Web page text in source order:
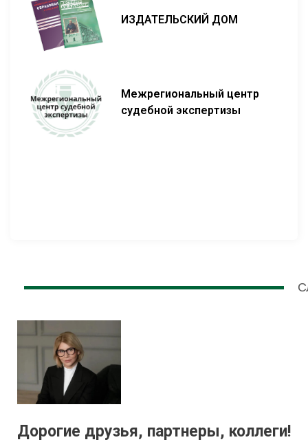
ИЗДАТЕЛЬСКИЙ ДОМ
Межрегиональный центр
судебной экспертизы
Дорогие друзья, партнеры, коллеги!